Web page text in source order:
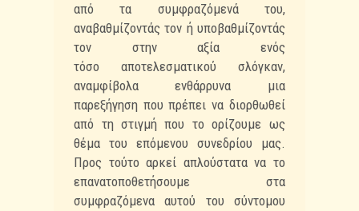
από τα συμφραζόμενά του,
αναβαθμίζοντάς τον ή υποβαθμίζοντάς
τον στην αξία ενός
τόσο αποτελεσματικού σλόγκαν,
αναμφίβολα ενθάρρυνα μια
παρεξήγηση που πρέπει να διορθωθεί
από τη στιγμή που το ορίζουμε ως
θέμα του επόμενου συνεδρίου μας.
Προς τούτο αρκεί απλούστατανα το
επανατοποθετήσουμε στα
συμφραζόμενα αυτού του σύντομου